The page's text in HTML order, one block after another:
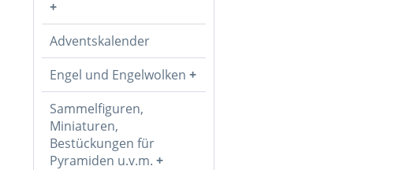
Adventskalender
Engel und Engelwolken
Sammelfiguren,
Miniaturen,
Bestückungen für
Pyramiden u.v.m.